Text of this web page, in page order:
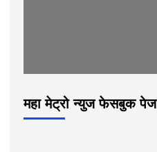
महा मेट्रो न्युज फेसबुक पेज